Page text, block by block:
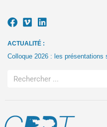
ACTUALITÉ :
Colloque 2026 : les présentations